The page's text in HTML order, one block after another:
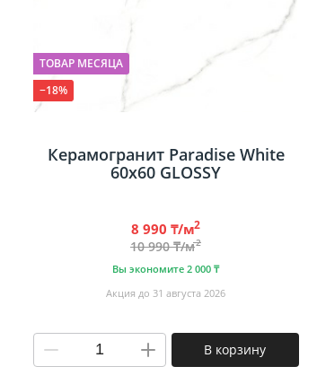
ТОВАР МЕСЯЦА
−18%
Керамогранит Paradise White
60х60 GLOSSY
8 990 ₸/м2
10 990 ₸/м2
Вы экономите 2 000 ₸
Акция до 31 августа 2026
В корзину